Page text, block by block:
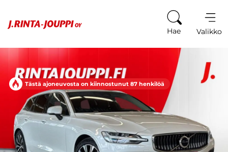
Hae Valikko
Tästä ajoneuvosta on kiinnostunut 87 henkilöä